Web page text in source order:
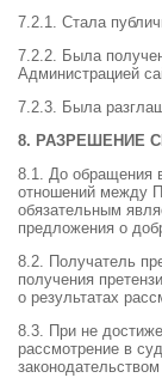
7.2.1. Стала
7.2.2. Была
Администрацией
7.2.3. Была
8. РАЗРЕШЕНИЕ
8.1. До обращения
отношений между
обязательным
предложения о
8.2. Получатель
получения
о результатах
8.3. При не
рассмотрение в